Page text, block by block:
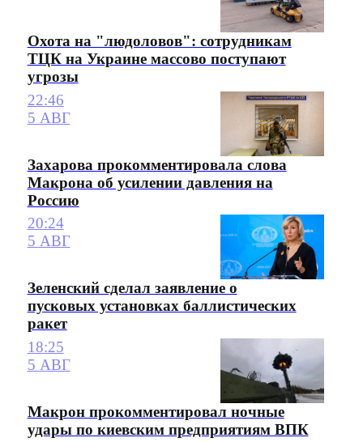
Охота на "людоловов": сотрудникам
ТЦК на Украине массово поступают
угрозы
22:46
5 АВГ
Захарова прокомментировала слова
Макрона об усилении давления на
Россию
20:24
5 АВГ
Зеленский сделал заявление о
пусковых установках баллистических
ракет
18:25
5 АВГ
Макрон прокомментировал ночные
удары по киевским предприятиям ВПК